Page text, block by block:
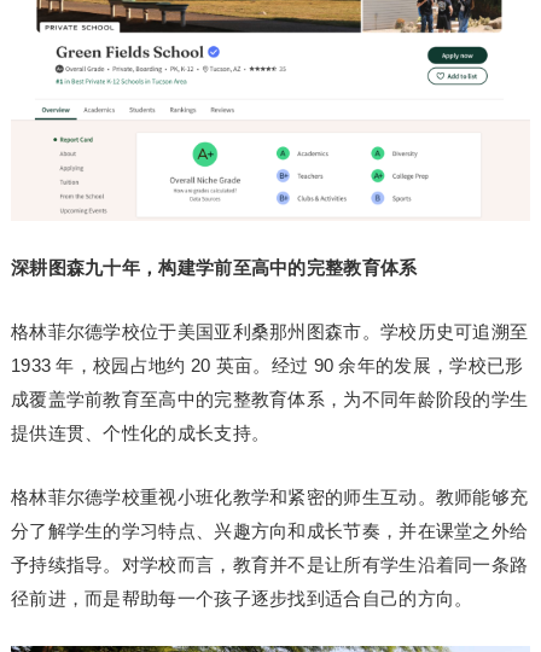
深耕图森九十年，构建学前至高中的完整教育体系
格林菲尔德学校位于美国亚利桑那州图森市。学校历史可追溯至
1933 年，校园占地约 20 英亩。经过 90 余年的发展，学校已形
成覆盖学前教育至高中的完整教育体系，为不同年龄阶段的学生
提供连贯、个性化的成长支持。
格林菲尔德学校重视小班化教学和紧密的师生互动。教师能够充
分了解学生的学习特点、兴趣方向和成长节奏，并在课堂之外给
予持续指导。对学校而言，教育并不是让所有学生沿着同一条路
径前进，而是帮助每一个孩子逐步找到适合自己的方向。